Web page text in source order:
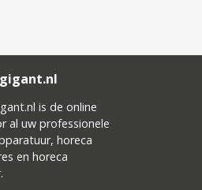
is de online
al uw professionele
horeca
en horeca